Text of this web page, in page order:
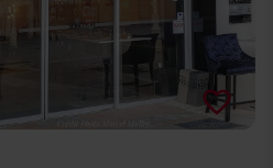
favorite_border